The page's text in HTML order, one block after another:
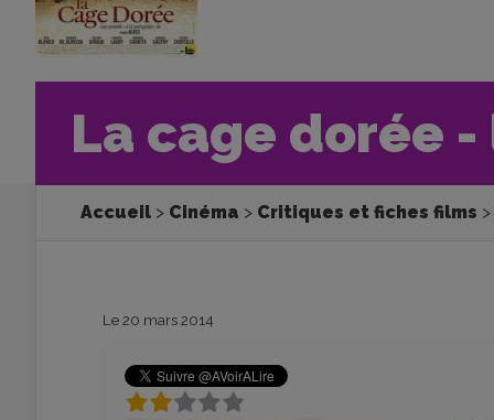
La cage dorée
Accueil Cinéma Critiques et fiches films
Le 20 mars 2014